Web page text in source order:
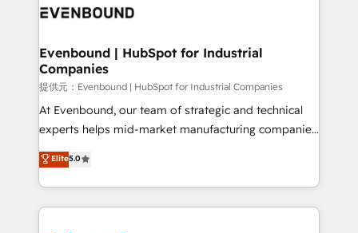
to accompany companies on their digital
Data & Content 📈 Sales & Marketing Alignment +
Agent Creation 🔄 Custom Integrations & Data
Migration Why 1406 We become part of your team.
Your team learns while we build. We fix what others
broke. Built for mid-market reality—practical
solutions that work with your actual headcount and
HubSpot partners 🔄 Top 5% globally in client
retention 📅 8+ years of consistent results since 2017
Evenbound | HubSpot for Industrial
Companies
提供元：Evenbound | HubSpot for Industrial Companies
At Evenbound, our team of strategic and technical
experts helps mid-market manufacturing companies
achieve real growth. We specialize in delivering
tailored solutions that drive results by leveraging
HubSpot’s platform and data to fuel success.
Technical Solutions: - HubSpot Technical Consulting -
Elite5.0